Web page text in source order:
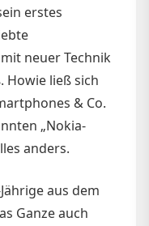
erstes
neuer Technik
Howie ließ sich
& Co.
„Nokia-
anders.
aus dem
Ganze auch